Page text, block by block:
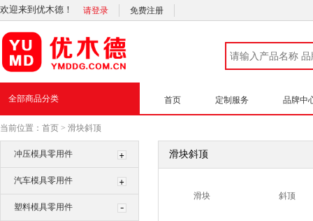
欢迎来到优木德！ 请登录 免费注册
全部商品分类 首页 定制服务 品牌中
当前位置： 首页 > 滑块斜顶
冲压模具零用件
汽车模具零用件
塑料模具零用件
滑块斜顶
滑块 斜顶